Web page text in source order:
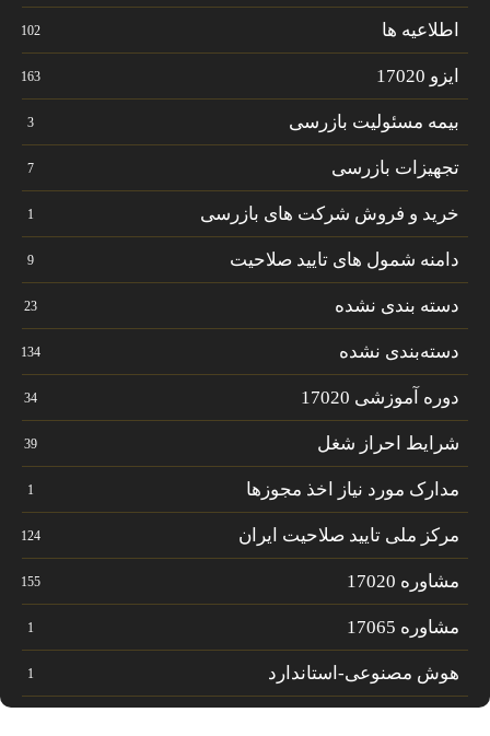
اطلاعیه ها 102
ایزو 17020 163
بیمه مسئولیت بازرسی 3
تجهیزات بازرسی 7
خرید و فروش شرکت های بازرسی 1
دامنه شمول های تایید صلاحیت 9
دسته بندی نشده 23
دسته‌بندی نشده 134
دوره آموزشی 17020 34
شرایط احراز شغل 39
مدارک مورد نیاز اخذ مجوزها 1
مرکز ملی تایید صلاحیت ایران 124
مشاوره 17020 155
مشاوره 17065 1
هوش مصنوعی-استاندارد 1